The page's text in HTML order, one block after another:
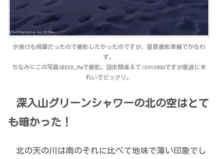
夕焼けも綺麗だったので撮影したかったのですが、星景撮影準備でかなわ
ず。
ちなみにこの写真はEOS_Raで撮影。設定間違えてISO12800ですが普通にき
れいでビックリ。
深入山グリーンシャワーの北の空はとて
も暗かった！
北の天の川は南のそれに比べて地味で薄い印象でし